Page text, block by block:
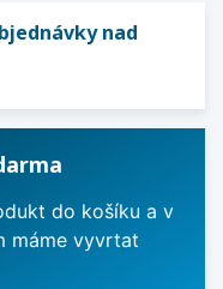
nad
do košíku a v
máme vyvrtat